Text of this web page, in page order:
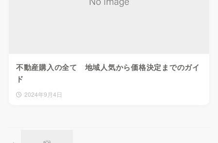
不動産購入の全て 地域人気から価格決定までのガイ
ド
2024年9月4日